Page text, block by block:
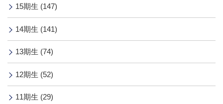
15期生 (147)
14期生 (141)
13期生 (74)
12期生 (52)
11期生 (29)